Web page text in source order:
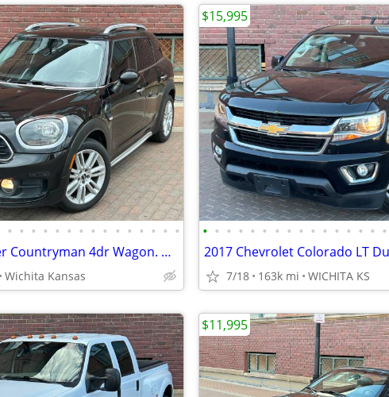
• • • • • • • • • • • • • • •
2019 MINI Cooper Countryman 4dr Wagon. CLEAN! NO ACCIDENTS! 32MPG!
Wichita Kansas
• • • • • • • • • • • • • • • •
7/18 163k mi WICHITA KS
$15,995
$11,995